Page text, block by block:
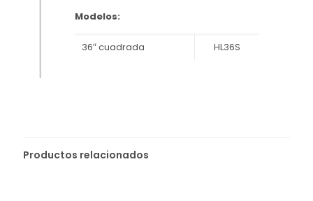
Modelos:
36″ cuadrada HL36S
Productos relacionados